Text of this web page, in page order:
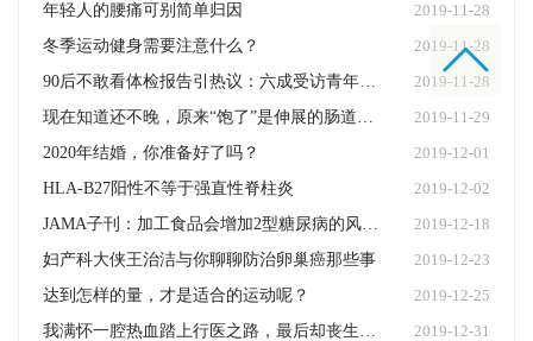
年轻人的腰痛可别简单归因
2019-11-28
冬季运动健身需要注意什么？
2019-11-28
90后不敢看体检报告引热议：六成受访青年怕体检查出问题
2019-11-28
现在知道还不晚，原来“饱了”是伸展的肠道告诉我们的！
2019-11-29
2020年结婚，你准备好了吗？
2019-12-01
HLA-B27阳性不等于强直性脊柱炎
2019-12-02
JAMA子刊：加工食品会增加2型糖尿病的风险吗？
2019-12-18
妇产科大侠王治洁与你聊聊防治卵巢癌那些事
2019-12-23
达到怎样的量，才是适合的运动呢？
2019-12-25
我满怀一腔热血踏上行医之路，最后却丧生于我的信仰之下
2019-12-31